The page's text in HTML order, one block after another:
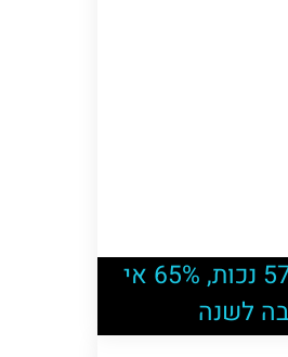
אישור זכאות ל57% נכות, 65% אי
לשנה